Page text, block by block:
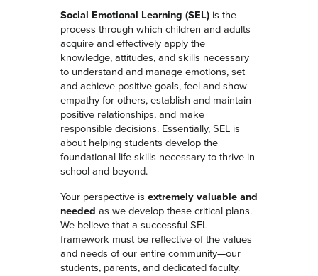
Social Emotional Learning (SEL)is the
process through which children and adults
acquire and effectively apply the
knowledge, attitudes, and skills necessary
to understand and manage emotions, set
and achieve positive goals, feel and show
empathy for others, establish and maintain
positive relationships, and make
responsible decisions. Essentially, SEL is
about helping students develop the
foundational life skills necessary to thrive in
school and beyond.
Your perspective is extremely valuable and
needed as we develop these critical plans.
We believe that a successful SEL
framework must be reflective of the values
and needs of our entire community—our
students, parents, and dedicated faculty.